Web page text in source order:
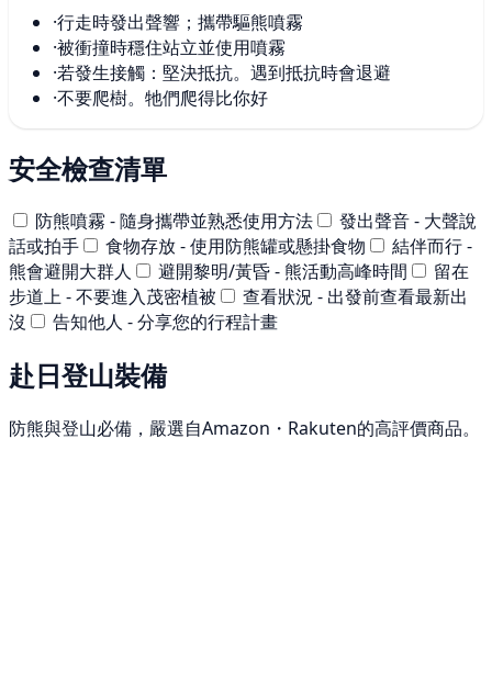
·行走時發出聲響；攜帶驅熊噴霧
·被衝撞時穩住站立並使用噴霧
·若發生接觸：堅決抵抗。遇到抵抗時會退避
·不要爬樹。牠們爬得比你好
安全檢查清單
防熊噴霧 - 隨身攜帶並熟悉使用方法
發出聲音 - 大聲說
話或拍手
食物存放 - 使用防熊罐或懸掛食物
結伴而行 -
熊會避開大群人
避開黎明/黃昏 - 熊活動高峰時間
留在
步道上 - 不要進入茂密植被
查看狀況 - 出發前查看最新出
沒
告知他人 - 分享您的行程計畫
赴日登山裝備
防熊與登山必備，嚴選自Amazon・Rakuten的高評價商品。